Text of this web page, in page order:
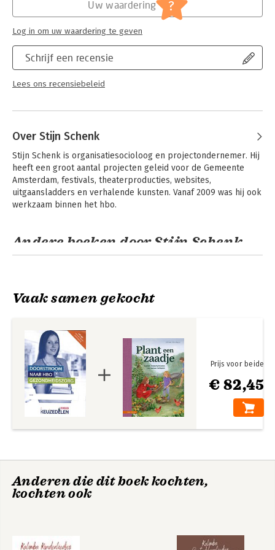
Schrijf een recensie
Lees ons recensiebeleid
Uw waardering ?
Log in om uw waardering te geven
Over Stijn Schenk
Stijn Schenk is organisatiesocioloog en projectondernemer. Hij
heeft een groot aantal projecten geleid voor de Gemeente
Amsterdam, festivals, theaterproducties, websites,
uitgaansladders en verhalende kunsten. Vanaf 2009 was hij ook
werkzaam binnen het hbo.
Andere boeken door Stijn Schenk
Projectmatig
werken
Bekijk alle boeken
Vaak samen gekocht
€ 82,45
Prijs voor beide
Anderen die dit boek kochten,
kochten ook